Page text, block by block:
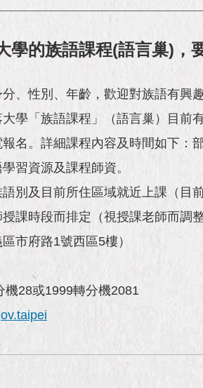
學的族語課程(語言巢)，
、性別、年齡，歡迎對族語有興
學「族語課程」（語言巢）目前
名。詳細課程內容及時間如下：
習資源及課程師資。
別及目前所住區域就近上課（目
課時段而排定（視授課老師而調
市府路1號西區5樓）
機28或1999轉分機2081